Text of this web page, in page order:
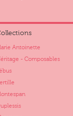
Antoinette
- Composables